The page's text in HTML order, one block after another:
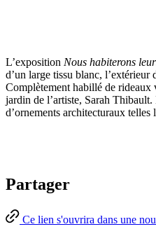
L’exposition Nous habiterons
d’un large tissu blanc, l’extérieur
Complètement habillé de rideaux
jardin de l’artiste, Sarah Thibault.
d’ornements architecturaux
Partager
Ce lien s'ouvrira dans une